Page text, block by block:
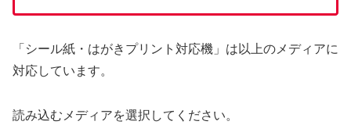
「シール紙・はがきプリント対応機」は以上のメディアに
対応しています。
読み込むメディアを選択してください。